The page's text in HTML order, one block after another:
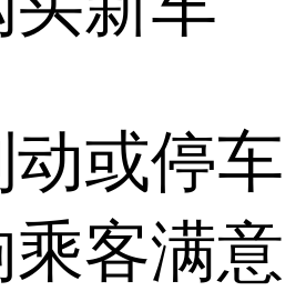
动或停车
客满意